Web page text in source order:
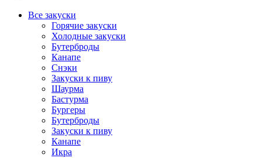
Все закуски
Горячие закуски
Холодные закуски
Бутерброды
Канапе
Снэки
Закуски к пиву
Шаурма
Бастурма
Бургеры
Бутерброды
Закуски к пиву
Канапе
Икра